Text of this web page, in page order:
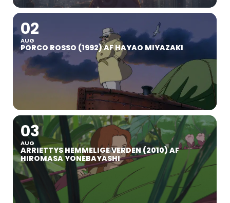
02
AUG
PORCO ROSSO (1992) AF HAYAO MIYAZAKI
03
AUG
ARRIETTYS HEMMELIGE VERDEN (2010) AF
HIROMASA YONEBAYASHI